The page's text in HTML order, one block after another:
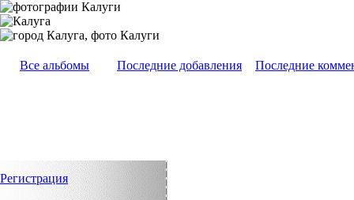
Все альбомы Последние добавления Последние
Регистрация